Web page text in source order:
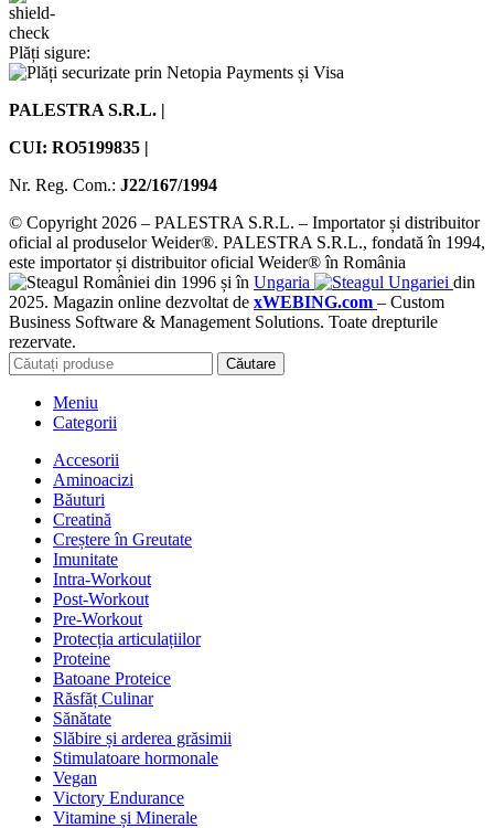
Plăți sigure:
PALESTRA S.R.L. |
CUI: RO5199835 |
Nr. Reg. Com.: J22/167/1994
© Copyright 2026 – PALESTRA S.R.L. – Importator și distribuitor
oficial al produselor Weider®. PALESTRA S.R.L., fondată în 1994,
este importator și distribuitor oficial Weider® în România
din 1996 și în Ungaria
din
2025. Magazin online dezvoltat de xWEBING.com – Custom
Business Software & Management Solutions. Toate drepturile
rezervate.
Căutare
Meniu
Categorii
Accesorii
Aminoacizi
Băuturi
Creatină
Creștere în Greutate
Imunitate
Intra-Workout
Post-Workout
Pre-Workout
Protecția articulațiilor
Proteine
Batoane Proteice
Răsfăț Culinar
Sănătate
Slăbire și arderea grăsimii
Stimulatoare hormonale
Vegan
Victory Endurance
Vitamine și Minerale